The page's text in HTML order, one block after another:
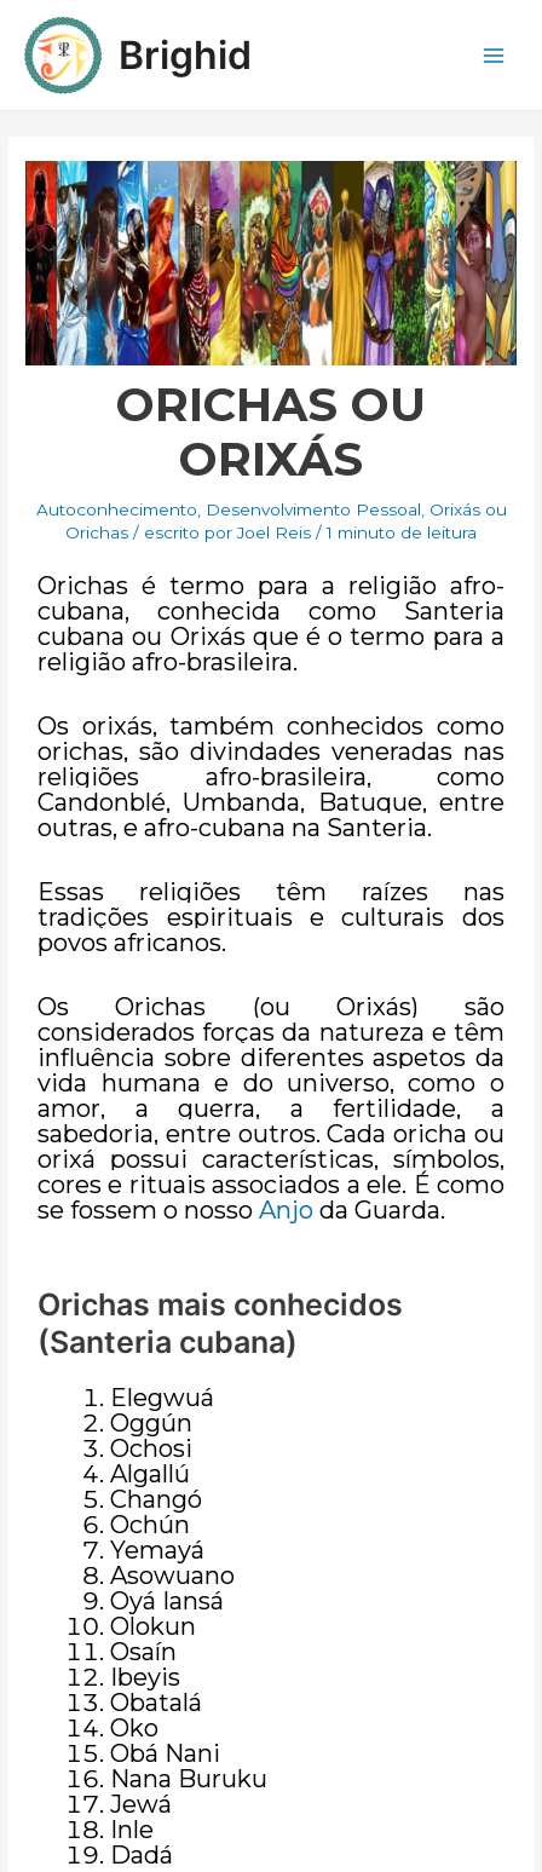
Brighid
ORICHAS OU
ORIXÁS
Autoconhecimento, Desenvolvimento Pessoal, Orixás ou
Orichas / escrito por Joel Reis /1 minuto de leitura
Orichas é termo para a religião afro-
cubana, conhecida como Santeria
cubana ou Orixás que é o termo para a
religião afro-brasileira.
Os orixás, também conhecidos como
orichas, são divindades veneradas nas
religiões afro-brasileira, como
Candonblé, Umbanda, Batuque, entre
outras, e afro-cubana na Santeria.
Essas religiões têm raízes nas
tradições espirituais e culturais dos
povos africanos.
Os Orichas (ou Orixás) são
considerados forças da natureza e têm
influência sobre diferentes aspetos da
vida humana e do universo, como o
amor, a guerra, a fertilidade, a
sabedoria, entre outros. Cada oricha ou
orixá possui características, símbolos,
cores e rituais associados a ele. É como
se fossem o nossoAnjo da Guarda.
Orichas mais conhecidos
(Santeria cubana)
Elegwuá
Oggún
Ochosi
Algallú
Changó
Ochún
Yemayá
Asowuano
Oyá Iansá
Olokun
Osaín
Ibeyis
Obatalá
Oko
Obá Nani
Nana Buruku
Jewá
Inle
Dadá